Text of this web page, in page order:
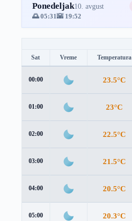
Ponedeljak10. avgust
🌅 05:31🌇 19:52
Sat Vreme Temperatura
00:00 23.5°C
01:00 23°C
02:00 22.5°C
03:00 21.5°C
04:00 20.5°C
05:00 20.3°C